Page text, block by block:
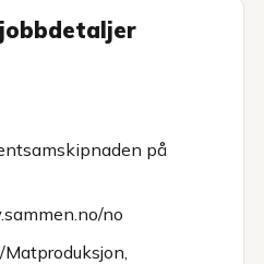
på
no